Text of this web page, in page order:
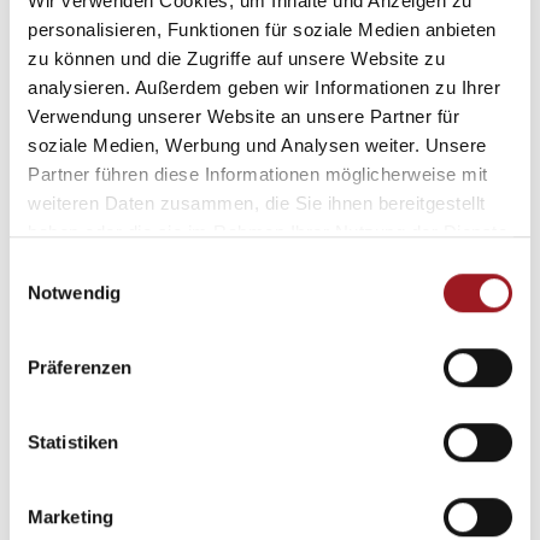
personalisieren, Funktionen für soziale Medien anbieten
zu können und die Zugriffe auf unsere Website zu
analysieren. Außerdem geben wir Informationen zu Ihrer
Verwendung unserer Website an unsere Partner für
soziale Medien, Werbung und Analysen weiter. Unsere
Partner führen diese Informationen möglicherweise mit
weiteren Daten zusammen, die Sie ihnen bereitgestellt
haben oder die sie im Rahmen Ihrer Nutzung der Dienste
Notwendig
Präferenzen
Statistiken
Marketing
Sonnenschirme bieten flexiblen
Schatten und schaffen einen
gemütlichen Platz zum Entspannen im
Freien.